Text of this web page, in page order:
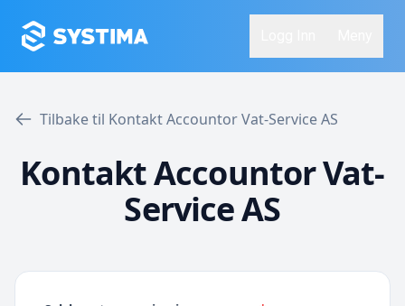
Tilbake til Kontakt Accountor Vat-Service AS
Kontakt Accountor Vat-
Service AS